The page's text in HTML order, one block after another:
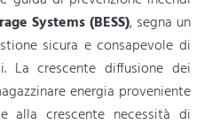
Systems (BESS), segna un
sicura e consapevole di
La crescente diffusione dei
energia proveniente
alla crescente necessità di